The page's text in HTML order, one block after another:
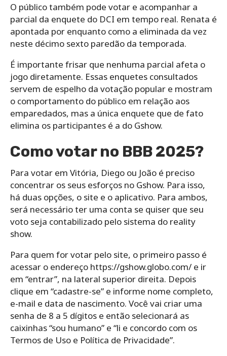
O público também pode votar e acompanhar a
parcial da enquete do DCI em tempo real. Renata é
apontada por enquanto como a eliminada da vez
neste décimo sexto paredão da temporada.
É importante frisar que nenhuma parcial afeta o
jogo diretamente. Essas enquetes consultados
servem de espelho da votação popular e mostram
o comportamento do público em relação aos
emparedados, mas a única enquete que de fato
elimina os participantes é a do Gshow.
Como votar no BBB 2025?
Para votar em Vitória, Diego ou João é preciso
concentrar os seus esforços no Gshow. Para isso,
há duas opções, o site e o aplicativo. Para ambos,
será necessário ter uma conta se quiser que seu
voto seja contabilizado pelo sistema do reality
show.
Para quem for votar pelo site, o primeiro passo é
acessar o endereço https://gshow.globo.com/ e ir
em “entrar”, na lateral superior direita. Depois
clique em “cadastre-se” e informe nome completo,
e-mail e data de nascimento. Você vai criar uma
senha de 8 a 5 dígitos e então selecionará as
caixinhas “sou humano” e “li e concordo com os
Termos de Uso e Política de Privacidade”.